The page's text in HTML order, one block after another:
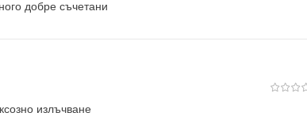
добре съчетани
излъчване